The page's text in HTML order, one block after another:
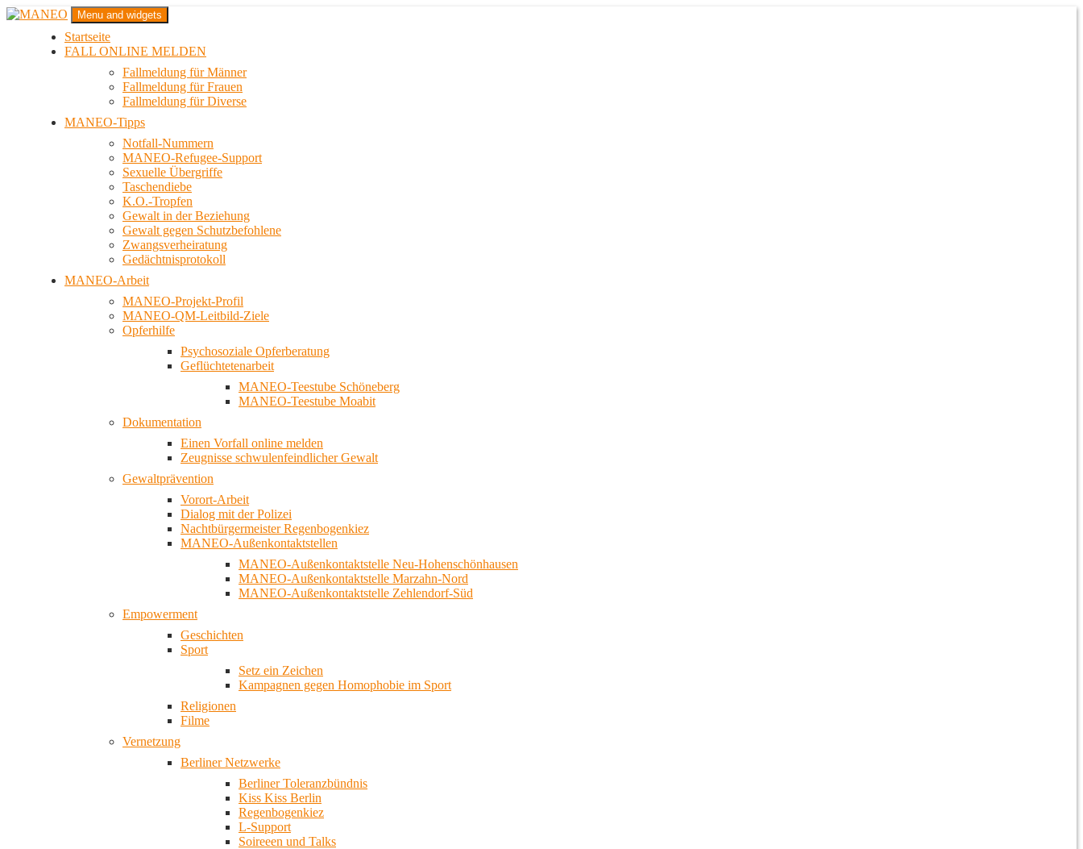
Zum
MANEO
Das schwule Anti-Gewalt-Projekt in Berlin
Menu and widgets
Startseite
FALL ONLINE MELDEN
Fallmeldung für Männer
Fallmeldung für Frauen
Fallmeldung für Diverse
MANEO-Tipps
Notfall-Nummern
MANEO-Refugee-Support
Sexuelle Übergriffe
Taschendiebe
K.O.-Tropfen
Gewalt in der Beziehung
Gewalt gegen Schutzbefohlene
Zwangsverheiratung
Gedächtnisprotokoll
MANEO-Arbeit
MANEO-Projekt-Profil
MANEO-QM-Leitbild-Ziele
Opferhilfe
Psychosoziale Opferberatung
Geflüchtetenarbeit
MANEO-Teestube Schöneberg
MANEO-Teestube Moabit
Dokumentation
Einen Vorfall online melden
Zeugnisse schwulenfeindlicher Gewalt
Gewaltprävention
Vorort-Arbeit
Dialog mit der Polizei
Nachtbürgermeister Regenbogenkiez
MANEO-Außenkontaktstellen
MANEO-Außenkontaktstelle Neu-Hohenschönhausen
MANEO-Außenkontaktstelle Marzahn-Nord
MANEO-Außenkontaktstelle Zehlendorf-Süd
Empowerment
Geschichten
Sport
Setz ein Zeichen
Kampagnen gegen Homophobie im Sport
Religionen
Filme
Vernetzung
Berliner Netzwerke
Berliner Toleranzbündnis
Kiss Kiss Berlin
Regenbogenkiez
L-Support
Soireeen und Talks